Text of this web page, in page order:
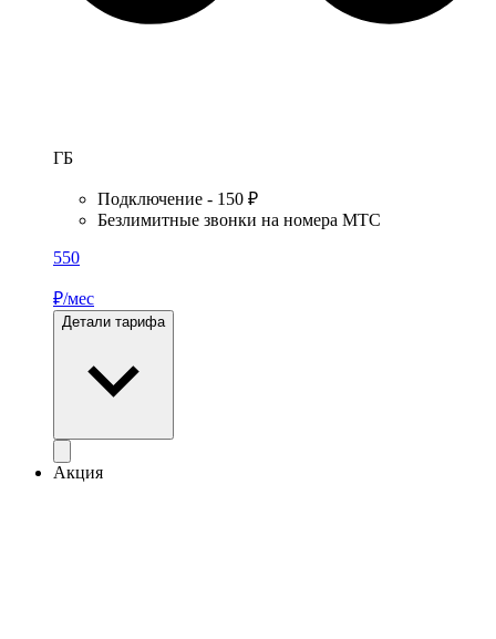
ГБ
Подключение - 150 ₽
Безлимитные звонки на номера МТС
550
₽/мес
Детали тарифа
Акция